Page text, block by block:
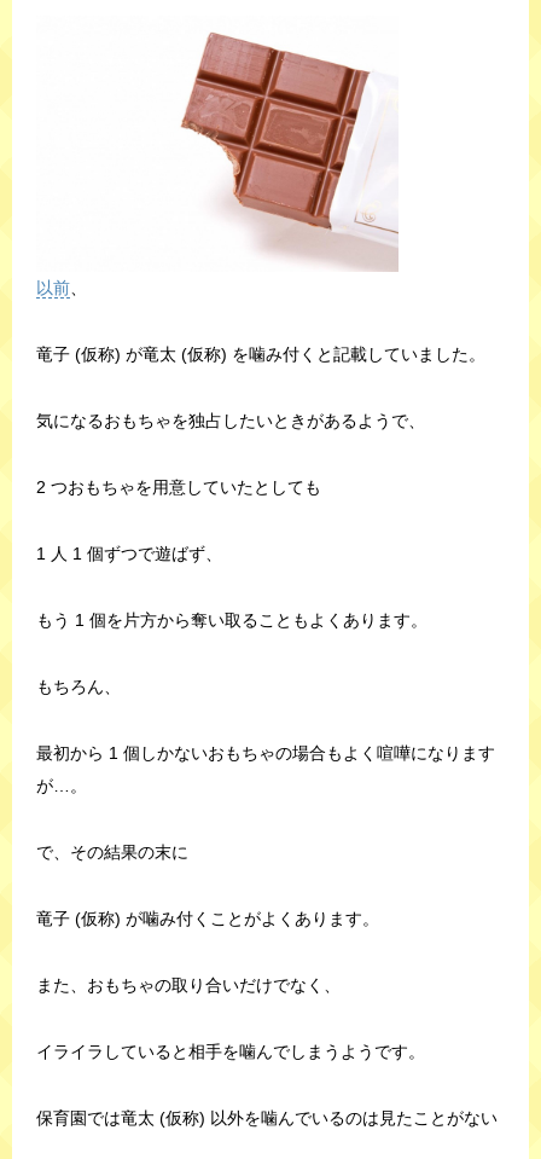
以前
竜子 (仮称) が竜太 (仮称) を噛み付くと記載していました。
気になるおもちゃを独占したいときがあるようで、
2 つおもちゃを用意していたとしても
1 人 1 個ずつで遊ばず、
もう 1 個を片方から奪い取ることもよくあります。
もちろん、
最初から 1 個しかないおもちゃの場合もよく喧嘩になります
が…。
で、その結果の末に
竜子 (仮称) が噛み付くことがよくあります。
また、おもちゃの取り合いだけでなく、
イライラしていると相手を噛んでしまうようです。
保育園では竜太 (仮称) 以外を噛んでいるのは見たことがない